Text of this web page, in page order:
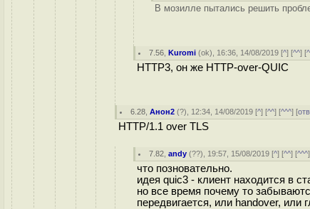
В мозилле пытались решить
7.56 ,Kuromi (ok), 16:36, 14/08/2019 [^] [^^] [
HTTP3, он же HTTP-over-QUIC
6.28 ,Анон2 (?), 12:34, 14/08/2019 [^] [^^] [^^^] [
HTTP/1.1 over TLS
7.82 ,andy (??), 19:57, 15/08/2019 [^] [^^] [^^^
что позновательно.
идея quic3 - клиент находится в
но все время почему то
передвигается, или handover, или